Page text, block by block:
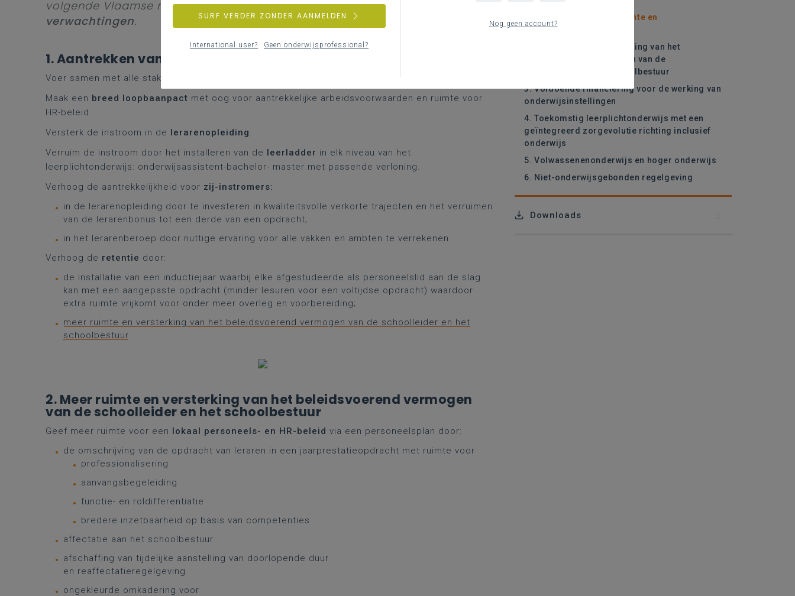
1. Aantrekken van excellente en
gepassioneerde leraren
2. Meer ruimte en versterking van het
beleidsvoerend vermogen van de
schoolleider en het schoolbestuur
3. Voldoende financiering voor de werking van
onderwijsinstellingen
4. Toekomstig leerplichtonderwijs met een
geïntegreerd zorgevolutie richting inclusief
onderwijs
5. Volwassenenonderwijs en hoger onderwijs
6. Niet-onderwijsgebonden regelgeving
Downloads
volgende Vlaamse regering. We formuleren zes prioriteiten met
verwachtingen.
1. Aantrekken van excellente en gepassioneerde leraren
Voer samen met alle stakeholders campagne voor de herwaardering van het beroep van leraar
Maak een breed loopbaanpact met oog voor aantrekkelijke arbeidsvoorwaarden en ruimte voor
HR-beleid.
Versterk de instroom in de lerarenopleiding.
Verruim de instroom door het installeren van de leerladder in elk niveau van het
leerplichtonderwijs: onderwijsassistent-bachelor- master met passende verloning.
Verhoog de aantrekkelijkheid voor zij-instromers:
in de lerarenopleiding door te investeren in kwaliteitsvolle verkorte trajecten en het verruimen
van de lerarenbonus tot een derde van een opdracht;
in het lerarenberoep door nuttige ervaring voor alle vakken en ambten te verrekenen.
Verhoog de retentie door:
de installatie van een inductiejaar waarbij elke afgestudeerde als personeelslid aan de slag
kan met een aangepaste opdracht (minder lesuren voor een voltijdse opdracht) waardoor
extra ruimte vrijkomt voor onder meer overleg en voorbereiding;
meer ruimte en versterking van het beleidsvoerend vermogen van de schoolleider en het
schoolbestuur
2. Meer ruimte en versterking van het beleidsvoerend vermogen
van de schoolleider en het schoolbestuur
Geef meer ruimte voor een lokaal personeels- en HR-beleid via een personeelsplan door:
de omschrijving van de opdracht van leraren in een jaarprestatieopdracht met ruimte voor
professionalisering
aanvangsbegeleiding
functie- en roldifferentiatie
bredere inzetbaarheid op basis van competenties
affectatie aan het schoolbestuur
afschaffing van tijdelijke aanstelling van doorlopende duur
en reaffectatieregelgeving
ongekleurde omkadering voor
Nog geen account?
SURF VERDER ZONDER AANMELDEN
International user? Geen onderwijsprofessional?